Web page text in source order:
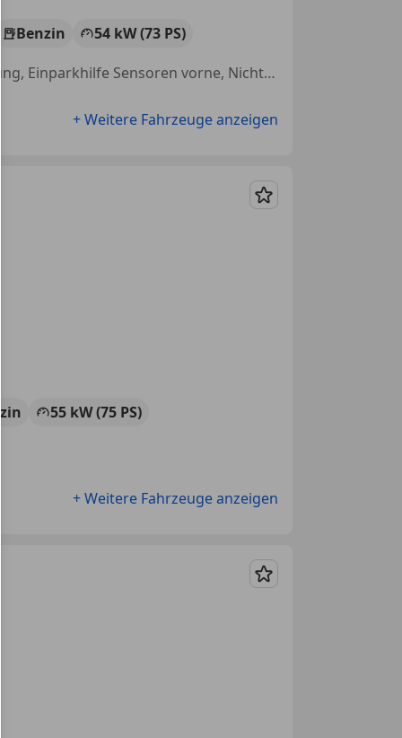
Benzin
54 kW (73 PS)
Alufelgen, Nebelscheinwerfer, Einparkhilfe Sensoren hinten, Sitzheizung, Einparkhilfe Sensoren vorne, Nichtraucherfahrzeug, Elektrische Fensterheber, ABS
+ Weitere Fahrzeuge anzeigen
Merken
55 kW (75 PS)
+ Weitere Fahrzeuge anzeigen
Merken